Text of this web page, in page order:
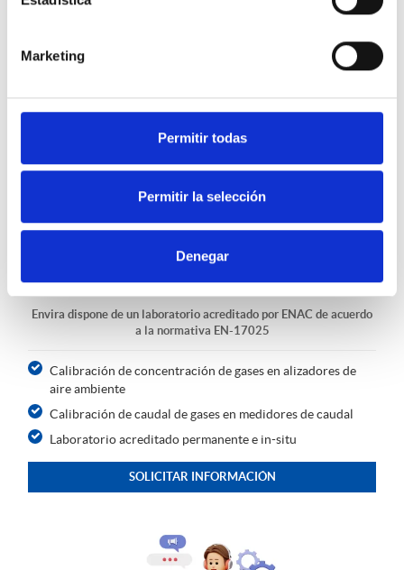
Marketing
Permitir todas
Permitir la selección
Denegar
respuesta ante incidencias.
CALIBRACIÓN ACREDITADA
Envira dispone de un laboratorio acreditado por ENAC de acuerdo
a la normativa EN-17025
Calibración de concentración de gases en alizadores de
aire ambiente
Calibración de caudal de gases en medidores de caudal
Laboratorio acreditado permanente e in-situ
SOLICITAR INFORMACIÓN